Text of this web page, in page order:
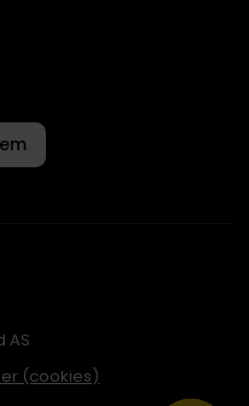
AS
(cookies)